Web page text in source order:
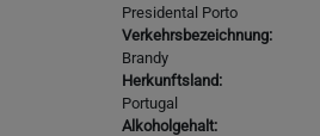
Presidental Porto
Verkehrsbezeichnung:
Brandy
Herkunftsland:
Portugal
Alkoholgehalt: